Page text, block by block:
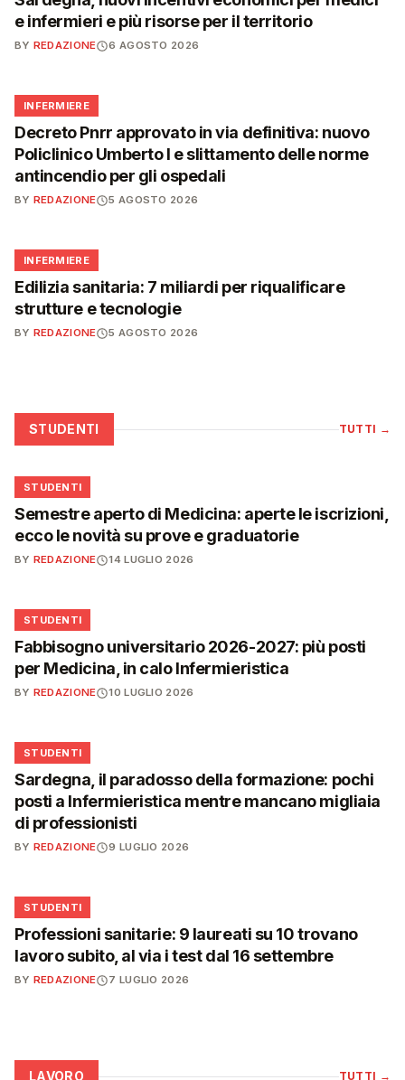
e infermieri e più risorse per il territorio
BY REDAZIONE 6 AGOSTO 2026
🩺
INFERMIERE
Decreto Pnrr approvato in via definitiva: nuovo
Policlinico Umberto I e slittamento delle norme
antincendio per gli ospedali
BY REDAZIONE 5 AGOSTO 2026
🩺
INFERMIERE
Edilizia sanitaria: 7 miliardi per riqualificare
strutture e tecnologie
BY REDAZIONE 5 AGOSTO 2026
STUDENTI TUTTI →
🎓
STUDENTI
Semestre aperto di Medicina: aperte le iscrizioni,
ecco le novità su prove e graduatorie
BY REDAZIONE 14 LUGLIO 2026
🎓
STUDENTI
Fabbisogno universitario 2026-2027: più posti
per Medicina, in calo Infermieristica
BY REDAZIONE 10 LUGLIO 2026
🎓
STUDENTI
Sardegna, il paradosso della formazione: pochi
posti a Infermieristica mentre mancano migliaia
di professionisti
BY REDAZIONE 9 LUGLIO 2026
🎓
STUDENTI
Professioni sanitarie: 9 laureati su 10 trovano
lavoro subito, al via i test dal 16 settembre
BY REDAZIONE 7 LUGLIO 2026
LAVORO TUTTI →